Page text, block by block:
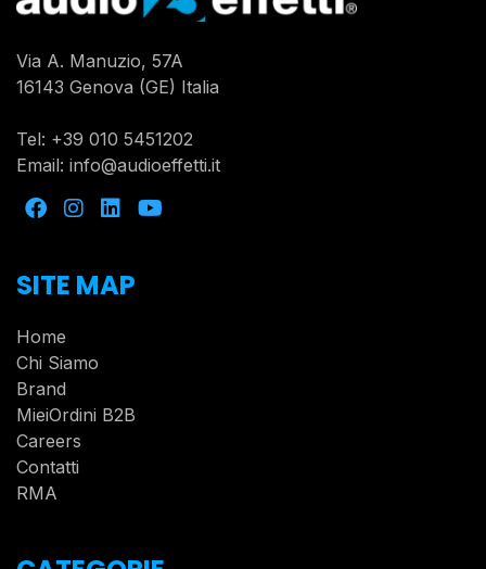
Via A. Manuzio, 57A
16143 Genova (GE) Italia
Tel: +39 010 5451202
Email: info@audioeffetti.it
SITE MAP
Home
Chi Siamo
Brand
MieiOrdini B2B
Careers
Contatti
RMA